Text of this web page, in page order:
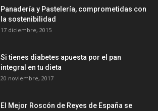
Panadería y Pastelería, comprometidas con
la sostenibilidad
17 diciembre, 2015
Si tienes diabetes apuesta por el pan
integral en tu dieta
20 noviembre, 2017
El Mejor Roscón de Reyes de España se